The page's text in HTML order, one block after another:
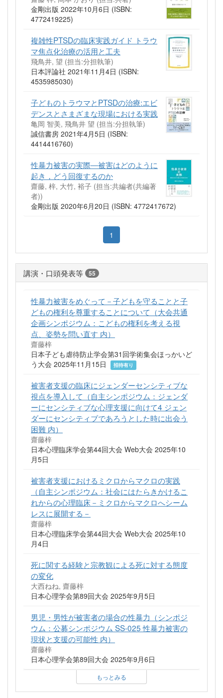
金剛出版 2022年10月6日 (ISBN:
4772419225)
複雑性PTSDの臨床実践ガイド トラウ
マ焦点化治療の活用と工夫
飛鳥井, 望 (担当:分担執筆)
日本評論社 2021年11月4日 (ISBN:
4535985030)
子どものトラウマとPTSDの治療:エビ
デンスとさまざまな現場における実践
亀岡 智美, 飛鳥井 望 (担当:分担執筆)
誠信書房 2021年4月5日 (ISBN:
4414416760)
性暴力被害の実際―被害はどのように
起き，どう回復するのか
齋藤, 梓, 大竹, 裕子 (担当:共編者(共編著
者))
金剛出版 2020年6月20日 (ISBN: 4772417672)
1
講演・口頭発表等 55
性暴力被害をめぐって－子どもを守ることと子
どもの権利を尊重することについて（大会共通
企画シンポジウム：こどもの権利を考える視
点、姿勢を問い直す 内）
齋藤梓
日本子ども虐待防止学会第31回学術集会ほっかいど
う大会 2025年11月15日
招待有り
被害者支援の臨床にジェンダーセンシティブな
視点を導入して（自主シンポジウム：ジェンダ
ーにセンシティブな心理支援に向けて4 ジェン
ダーにセンシティブであろうとした時に出会う
困難 内）
齋藤梓
日本心理臨床学会第44回大会 Web大会 2025年10
月5日
被害者支援におけるミクロからマクロの実践
（自主シンポジウム：社会にはたらきかけるこ
れからの心理臨床－ミクロからマクロへシーム
レスに展開する－
齋藤梓
日本心理臨床学会第44回大会 Web大会 2025年10
月4日
死に関する経験と宗教観による死に対する態度
の変化
大西ねね, 齋藤梓
日本心理学会第89回大会 2025年9月5日
男児・男性が被害者の場合の性暴力（シンポジ
ウム：公募シンポジウム SS-025 性暴力被害の
現状と支援の可能性 内）
齋藤梓
日本心理学会第89回大会 2025年9月6日
もっとみる